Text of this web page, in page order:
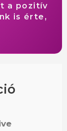
a pozitív
is érte,